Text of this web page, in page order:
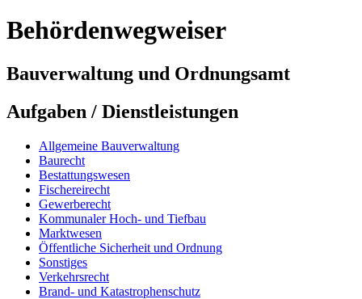
Behördenwegweiser
Bauverwaltung und Ordnungsamt
Aufgaben / Dienstleistungen
Allgemeine Bauverwaltung
Baurecht
Bestattungswesen
Fischereirecht
Gewerberecht
Kommunaler Hoch- und Tiefbau
Marktwesen
Öffentliche Sicherheit und Ordnung
Sonstiges
Verkehrsrecht
Brand- und Katastrophenschutz